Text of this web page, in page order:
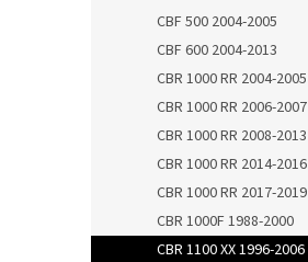
CBF 500 2004-2005
CBF 600 2004-2013
CBR 1000 RR 2004-2005
CBR 1000 RR 2006-2007
CBR 1000 RR 2008-2013
CBR 1000 RR 2014-2016
CBR 1000 RR 2017-2019
CBR 1000F 1988-2000
CBR 1100 XX 1996-2006